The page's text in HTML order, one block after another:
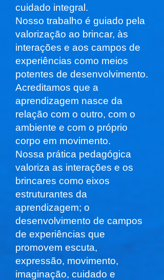
cuidado integral.
Nosso trabalho é guiado pela
valorização ao brincar, às
interações e aos campos de
experiências como meios
potentes de desenvolvimento.
Acreditamos que a
aprendizagem nasce da
relação com o outro, com o
ambiente e com o próprio
corpo em movimento.
Nossa prática pedagógica
valoriza as interações e os
brincares como eixos
estruturantes da
aprendizagem; o
desenvolvimento de campos
de experiências que
promovem escuta,
expressão, movimento,
imaginação, cuidado e